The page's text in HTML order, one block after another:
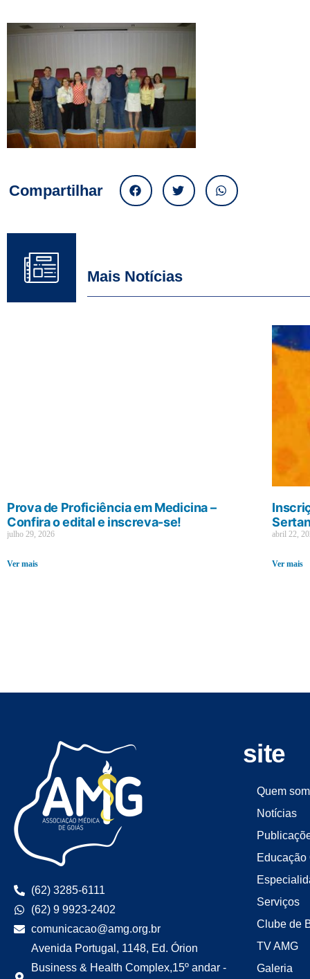
Compartilhar
Mais Notícias
Prova de Proficiência em Medicina –
Confira o edital e inscreva-se!
julho 29, 2026
Ver mais
abril 22,
Ver mais
(62) 3285-6111
(62) 9 9923-2402
comunicacao@amg.org.br
Avenida Portugal, 1148, Ed. Órion
Business & Health Complex,15º andar -
site
Quem
Notícias
Serviços
Clube de
TV AMG
Galeria